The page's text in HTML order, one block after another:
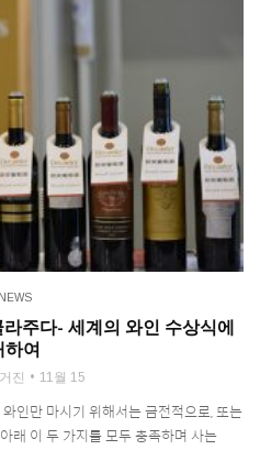
NEWS
주다- 세계의 와인 수상식에
하여
진 11월 15
인만 마시기 위해서는 금전적으로, 또는
래 이 두 가지를 모두 충족하며 사는